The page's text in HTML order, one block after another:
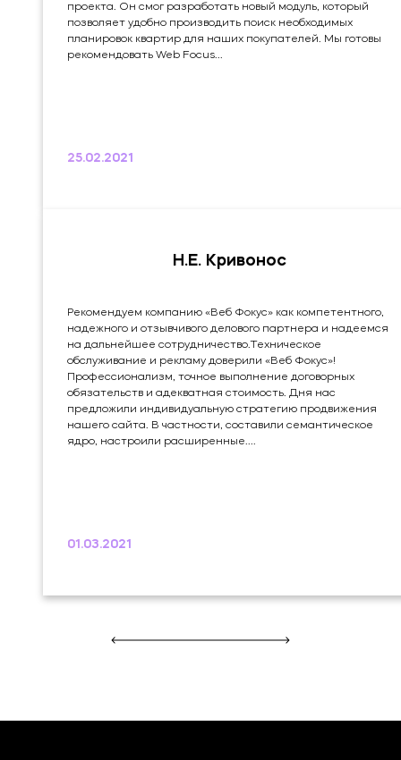
проекта. Он смог разработать новый модуль, который
позволяет удобно производить поиск необходимых
планировок квартир для наших покупателей. Мы готовы
рекомендовать Web Focus...
25.02.2021
Н.Е. Кривонос
Рекомендуем компанию «Веб Фокус» как компетентного,
надежного и отзывчивого делового партнера и надеемся
на дальнейшее сотрудничество.Техническое
обслуживание и рекламу доверили «Веб Фокус»!
Профессионализм, точное выполнение договорных
обязательств и адекватная стоимость. Дня нас
предложили индивидуальную стратегию продвижения
нашего сайта. В частности, составили семантическое
ядро, настроили расширенные....
01.03.2021